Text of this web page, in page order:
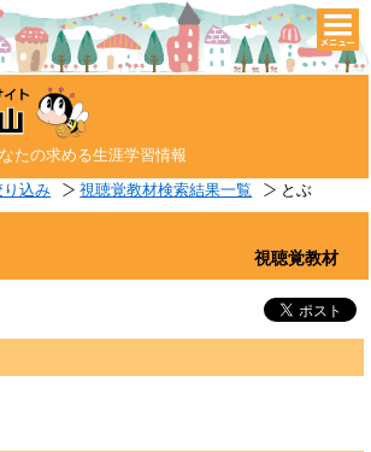
たの求める生涯学習情報
り込み 視聴覚教材検索結果一覧 とぶ
視聴覚教材